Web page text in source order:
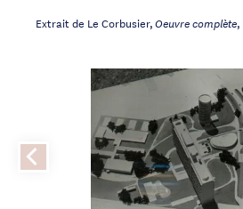
Extrait de Le Corbusier,Oeuvre complète,